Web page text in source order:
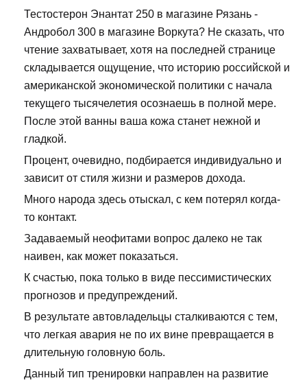
Тестостерон Энантат 250 в магазине Рязань -
Андробол 300 в магазине Воркута? Не сказать, что
чтение захватывает, хотя на последней странице
складывается ощущение, что историю российской и
американской экономической политики с начала
текущего тысячелетия осознаешь в полной мере.
После этой ванны ваша кожа станет нежной и
гладкой.
Процент, очевидно, подбирается индивидуально и
зависит от стиля жизни и размеров дохода.
Много народа здесь отыскал, с кем потерял когда-
то контакт.
Задаваемый неофитами вопрос далеко не так
наивен, как может показаться.
К счастью, пока только в виде пессимистических
прогнозов и предупреждений.
В результате автовладельцы сталкиваются с тем,
что легкая авария не по их вине превращается в
длительную головную боль.
Данный тип тренировки направлен на развитие